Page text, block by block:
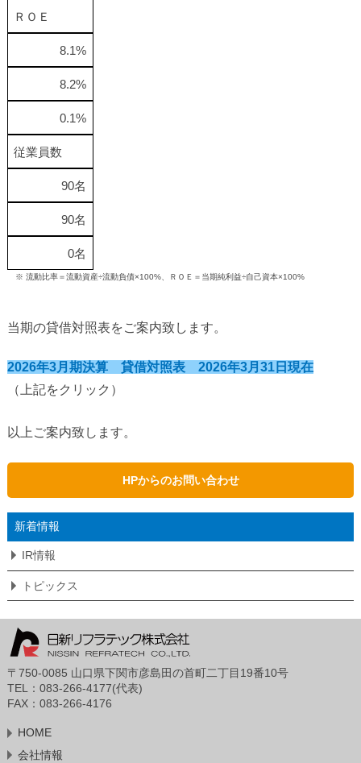
ＲＯＥ
8.1%
8.2%
0.1%
従業員数
90名
90名
0名
※ 流動比率＝流動資産÷流動負債×100%、ＲＯＥ＝当期純利益÷自己資本×100%
当期の貸借対照表をご案内致します。
2026年3月期決算 貸借対照表 2026年3月31日現在
（上記をクリック）
以上ご案内致します。
HPからのお問い合わせ
新着情報
IR情報
トピックス
〒750-0085 山口県下関市彦島田の首町二丁目19番10号
TEL：083-266-4177(代表)
FAX：083-266-4176
HOME
会社情報